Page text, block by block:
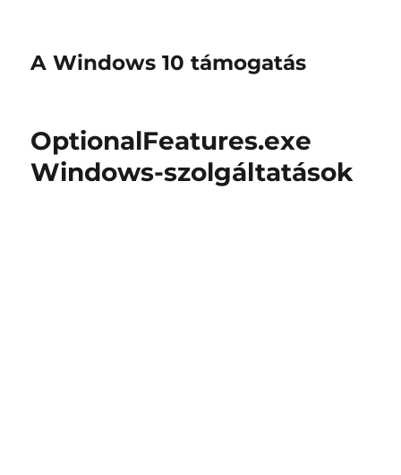
A Windows 10 támogatás
OptionalFeatures.exe
Windows-szolgáltatások